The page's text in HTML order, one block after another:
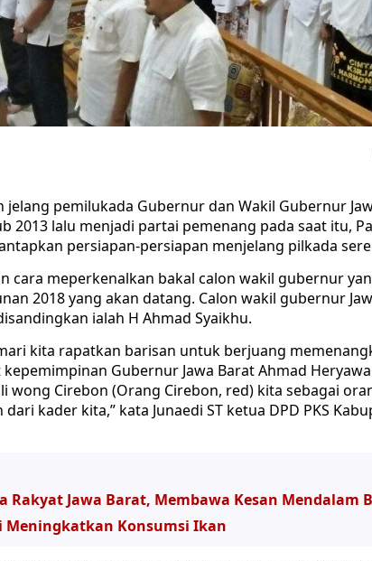
jelang pemilukada Gubernur dan Wakil Gubernur
2013 lalu menjadi partai pemenang pada saat itu,
persiapan-persiapan menjelang pilkada
cara meperkenalkan bakal calon wakil gubernur
2018 yang akan datang. Calon wakil gubernur
ialah H Ahmad Syaikhu.
kita rapatkan barisan untuk berjuang
Gubernur Jawa Barat Ahmad
wong Cirebon (Orang Cirebon, red) kita sebagai
kader kita,” kata Junaedi ST ketua DPD PKS
Rakyat Jawa Barat, Membawa Kesan Mendalam
Meningkatkan Konsumsi Ikan